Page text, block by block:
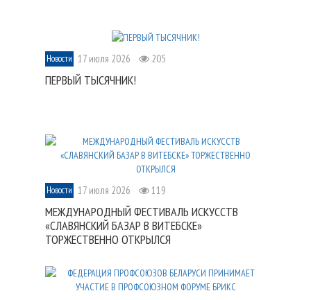
Новости 17 июля 2026 205
ПЕРВЫЙ ТЫСЯЧНИК!
Новости 17 июля 2026 119
МЕЖДУНАРОДНЫЙ ФЕСТИВАЛЬ ИСКУССТВ
«СЛАВЯНСКИЙ БАЗАР В ВИТЕБСКЕ»
ТОРЖЕСТВЕННО ОТКРЫЛСЯ